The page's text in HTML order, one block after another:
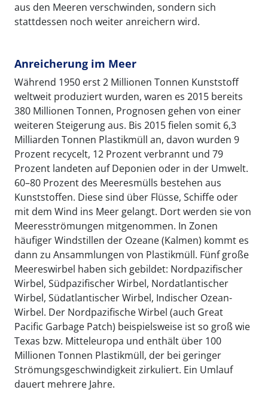
aus den Meeren verschwinden, sondern sich
stattdessen noch weiter anreichern wird.
Anreicherung im Meer
Während 1950 erst 2 Millionen Tonnen Kunststoff
weltweit produziert wurden, waren es 2015 bereits
380 Millionen Tonnen, Prognosen gehen von einer
weiteren Steigerung aus. Bis 2015 fielen somit 6,3
Milliarden Tonnen Plastikmüll an, davon wurden 9
Prozent recycelt, 12 Prozent verbrannt und 79
Prozent landeten auf Deponien oder in der Umwelt.
60–80 Prozent des Meeresmülls bestehen aus
Kunststoffen. Diese sind über Flüsse, Schiffe oder
mit dem Wind ins Meer gelangt. Dort werden sie von
Meeresströmungen mitgenommen. In Zonen
häufiger Windstillen der Ozeane (Kalmen) kommt es
dann zu Ansammlungen von Plastikmüll. Fünf große
Meereswirbel haben sich gebildet: Nordpazifischer
Wirbel, Südpazifischer Wirbel, Nordatlantischer
Wirbel, Südatlantischer Wirbel, Indischer Ozean-
Wirbel. Der Nordpazifische Wirbel (auch Great
Pacific Garbage Patch) beispielsweise ist so groß wie
Texas bzw. Mitteleuropa und enthält über 100
Millionen Tonnen Plastikmüll, der bei geringer
Strömungsgeschwindigkeit zirkuliert. Ein Umlauf
dauert mehrere Jahre.